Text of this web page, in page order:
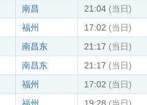
南昌
21:04 (当日)
福州
17:02 (当日)
南昌东
21:17 (当日)
南昌东
21:17 (当日)
福州
17:02 (当日)